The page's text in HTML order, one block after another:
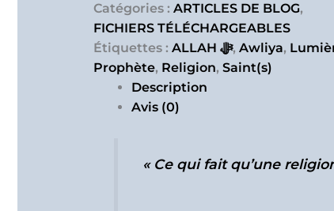
Catégories : ARTICLES DE BLOG,
FICHIERS TÉLÉCHARGEABLES
Étiquettes :
ALLAH ﷻ, Awliya,
Prophète, Religion, Saint(s)
Description
Avis (0)
« Ce qui fait qu’une